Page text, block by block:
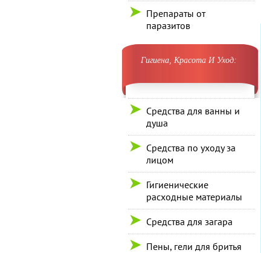
Препараты от
паразитов
Гигиена, Красота И Уход:
Средства для ванны и
душа
Средства по уходу за
лицом
Гигиенические
расходные материалы
Средства для загара
Пены, гели для бритья